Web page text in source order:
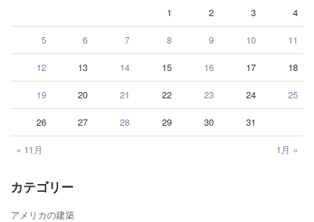
« 11月 1月 »
1 2 3 4
5 6 7 8 9 10 11
12 13 14 15 16 17 18
19 20 21 22 23 24 25
26 27 28 29 30 31
カテゴリー
アメリカの建築